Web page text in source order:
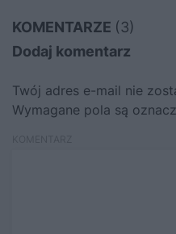
KOMENTARZE (3)
Dodaj komentarz
Twój adres e-mail nie
Wymagane pola są